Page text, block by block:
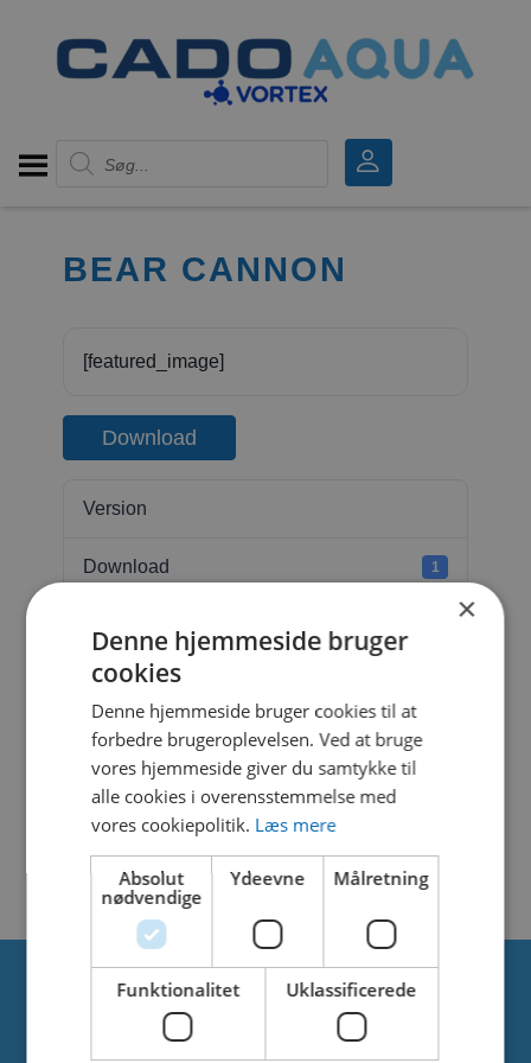
Products search
BEAR CANNON
[featured_image]
Download
Version
Download 1
File Count
Create Date 22. oktober 2025
Last Updated 22. oktober 2025
BEAR CANNON
×
Denne hjemmeside bruger
cookies
Denne hjemmeside bruger cookies til at
forbedre brugeroplevelsen. Ved at bruge
vores hjemmeside giver du samtykke til
alle cookies i overensstemmelse med
vores cookiepolitik. Læs mere
Absolut
nødvendige
Ydeevne Målretning
Funktionalitet Uklassificerede